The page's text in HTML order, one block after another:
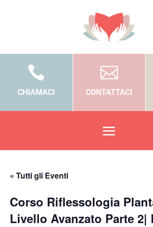

CHIAMACI

CONTATTACI
« Tutti gli Eventi
Corso Riflessologia
Livello Avanzato Parte 2|